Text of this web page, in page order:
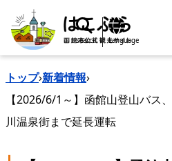
search Language
トップ›新着情報›
【2026/6/1～】函館山登山バス
川温泉街まで延長運転